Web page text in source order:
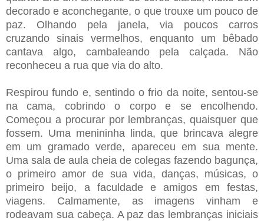
decorado e aconchegante, o que trouxe um pouco de
paz. Olhando pela janela, via poucos carros
cruzando sinais vermelhos, enquanto um bêbado
cantava algo, cambaleando pela calçada. Não
reconheceu a rua que via do alto.
Respirou fundo e, sentindo o frio da noite, sentou-se
na cama, cobrindo o corpo e se encolhendo.
Começou a procurar por lembranças, quaisquer que
fossem. Uma menininha linda, que brincava alegre
em um gramado verde, apareceu em sua mente.
Uma sala de aula cheia de colegas fazendo bagunça,
o primeiro amor de sua vida, danças, músicas, o
primeiro beijo, a faculdade e amigos em festas,
viagens. Calmamente, as imagens vinham e
rodeavam sua cabeça. A paz das lembranças iniciais